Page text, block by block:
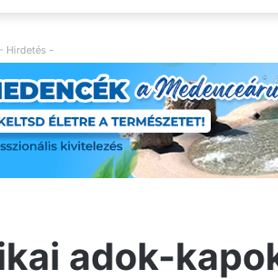
- Hirdetés -
adok-